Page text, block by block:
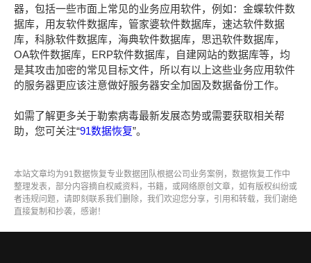
器，包括一些市面上常见的业务应用软件，例如：金蝶软件数
据库，用友软件数据库，管家婆软件数据库，速达软件数据
库，科脉软件数据库，海典软件数据库，思迅软件数据库，
OA软件数据库，ERP软件数据库，自建网站的数据库等，均
是其攻击加密的常见目标文件，所以有以上这些业务应用软件
的服务器更应该注意做好服务器安全加固及数据备份工作。
如需了解更多关于勒索病毒最新发展态势或需要获取相关帮
助，您可关注“91数据恢复”。
本站文章均为91数据恢复专业数据团队根据公司业务案例，数据恢复工作中
整理发表，部分内容摘自权威资料，书籍，或网络原创文章，如有版权纠纷或
者违规问题，请即刻联系我们删除，我们欢迎您分享，引用和转载，我们谢绝
直接复制和抄袭，感谢！